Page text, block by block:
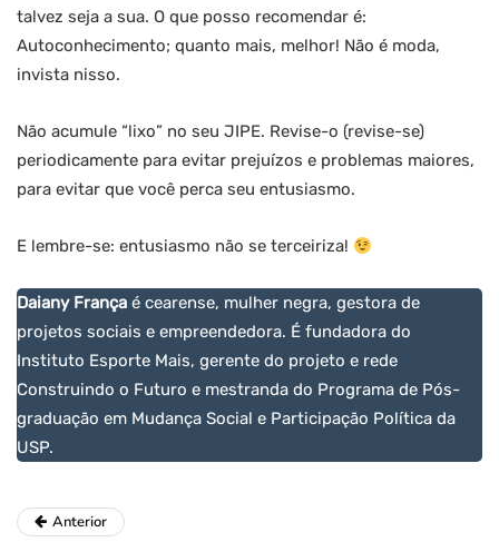
talvez seja a sua. O que posso recomendar é:
Autoconhecimento; quanto mais, melhor! Não é moda,
invista nisso.
Não acumule “lixo” no seu JIPE. Revise-o (revise-se)
periodicamente para evitar prejuízos e problemas maiores,
para evitar que você perca seu entusiasmo.
E lembre-se: entusiasmo não se terceiriza!
Daiany França é cearense, mulher negra, gestora de
projetos sociais e empreendedora. É fundadora do
Instituto Esporte Mais, gerente do projeto e rede
Construindo o Futuro e mestranda do Programa de Pós-
graduação em Mudança Social e Participação Política da
USP.
Anterior